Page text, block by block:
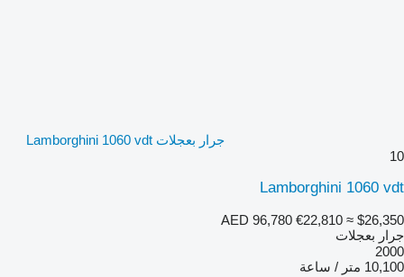
جرار بعجلات Lamborghini 1060 vdt
10
Lamborghini 1060 vdt
AED 96,780 €22,810 ≈ $26,350
جرار بعجلات
2000
10,100 متر / ساعة